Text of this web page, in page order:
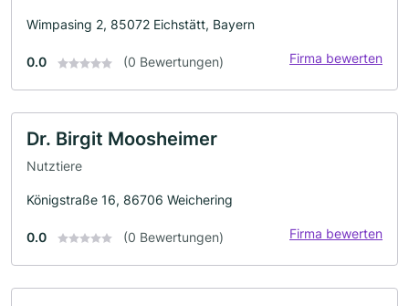
Wimpasing 2, 85072 Eichstätt, Bayern
0.0 (0 Bewertungen) Firma bewerten
Dr. Birgit Moosheimer
Nutztiere
Königstraße 16, 86706 Weichering
0.0 (0 Bewertungen) Firma bewerten